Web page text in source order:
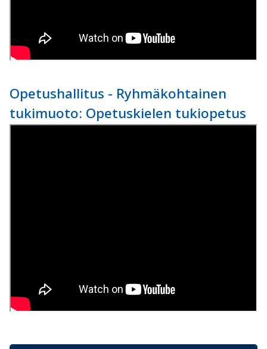
Opetushallitus - Ryhmäkohtainen
tukimuoto: Opetuskielen tukiopetus